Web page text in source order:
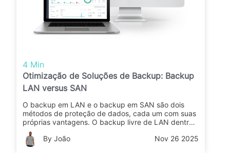
4 Min
Otimização de Soluções de Backup: Backup
LAN versus SAN
O backup em LAN e o backup em SAN são dois
métodos de proteção de dados, cada um com suas
próprias vantagens. O backup livre de LAN dentro
de uma arquitetura SAN oferece uma solução para
a congestão da rede, utilizando links de
transferência de dados de alta velocidade,
By João Nov 26 2025